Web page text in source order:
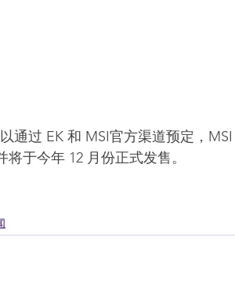
通过 EK 和 MSI官方渠道预定，
将于今年 12 月份正式发售。